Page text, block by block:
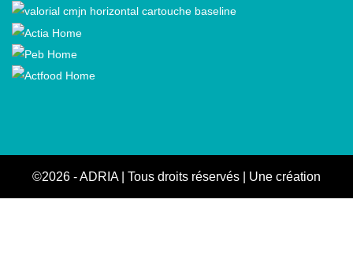
©2026 -ADRIA Tous droits réservés Une création